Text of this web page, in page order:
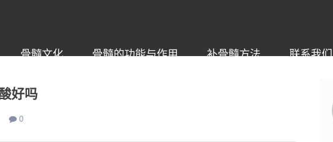
骨髓文化 骨髓的功能与作用 补骨髓方法 联系我们
好吗
0